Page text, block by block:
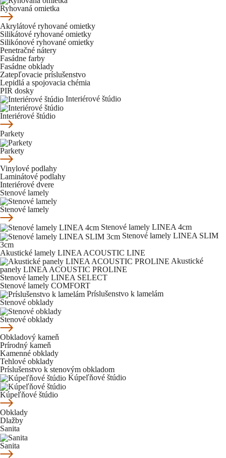
Ryhovaná omietka
Akrylátové ryhované omietky
Silikátové ryhované omietky
Silikónové ryhované omietky
Penetračné nátery
Fasádne farby
Fasádne obklady
Zatepľovacie príslušenstvo
Lepidlá a spojovacia chémia
PIR dosky
Interiérové štúdio
Interiérové štúdio
Parkety
Parkety
Vinylové podlahy
Laminátové podlahy
Interiérové dvere
Stenové lamely
Stenové lamely
Stenové lamely LINEA 4cm
Stenové lamely LINEA SLIM
3cm
Akustické lamely LINEA ACOUSTIC LINE
Akustické
panely LINEA ACOUSTIC PROLINE
Stenové lamely LINEA SELECT
Stenové lamely COMFORT
Príslušenstvo k lamelám
Stenové obklady
Stenové obklady
Obkladový kameň
Prírodný kameň
Kamenné obklady
Tehlové obklady
Príslušenstvo k stenovým obkladom
Kúpeľňové štúdio
Kúpeľňové štúdio
Obklady
Dlažby
Sanita
Sanita